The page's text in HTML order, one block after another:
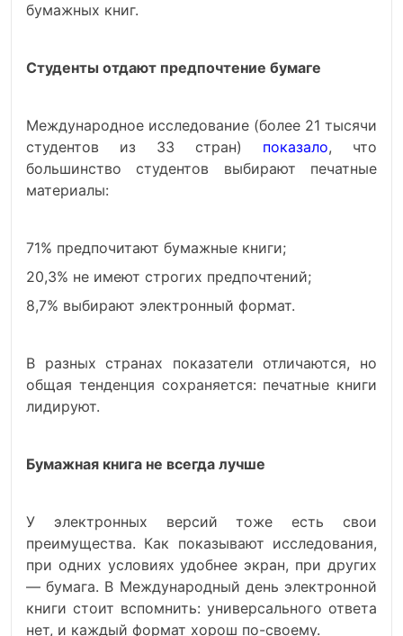
бумажных книг.
Студенты отдают предпочтение бумаге
Международное исследование (более 21 тысячи
студентов из 33 стран) показало, что
большинство студентов выбирают печатные
материалы:
71% предпочитают бумажные книги;
20,3% не имеют строгих предпочтений;
8,7% выбирают электронный формат.
В разных странах показатели отличаются, но
общая тенденция сохраняется: печатные книги
лидируют.
Бумажная книга не всегда лучше
У электронных версий тоже есть свои
преимущества. Как показывают исследования,
при одних условиях удобнее экран, при других
— бумага. В Международный день электронной
книги стоит вспомнить: универсального ответа
нет, и каждый формат хорош по-своему.